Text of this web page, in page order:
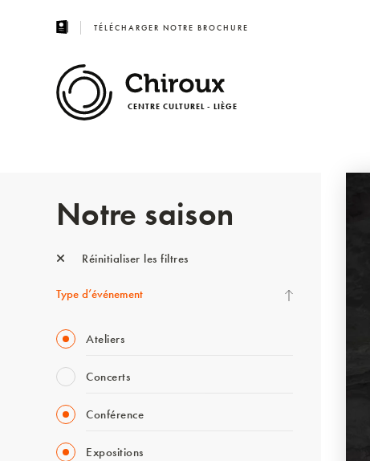
TÉLÉCHARGER NOTRE BROCHURE
CENTRE CULTUREL - LIÈGE
Notre saison
Réinitialiser les filtres
Type d’événement
Ateliers
Concerts
Conférence
Expositions